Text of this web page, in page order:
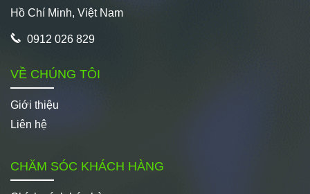
Hồ Chí Minh, Việt Nam
0912 026 829
VỀ CHÚNG TÔI
Giới thiệu
Liên hệ
CHĂM SÓC KHÁCH HÀNG